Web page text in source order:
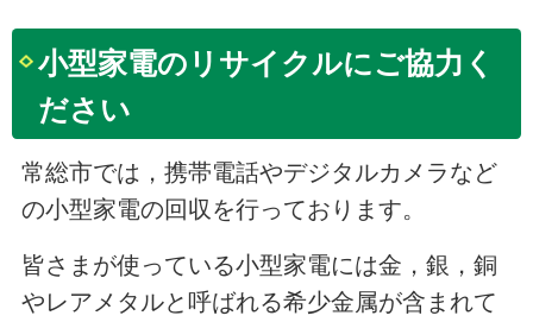
小型家電のリサイクルにご協力く
ださい
常総市では，携帯電話やデジタルカメラなど
の小型家電の回収を行っております。
皆さまが使っている小型家電には金，銀，銅
やレアメタルと呼ばれる希少金属が含まれて